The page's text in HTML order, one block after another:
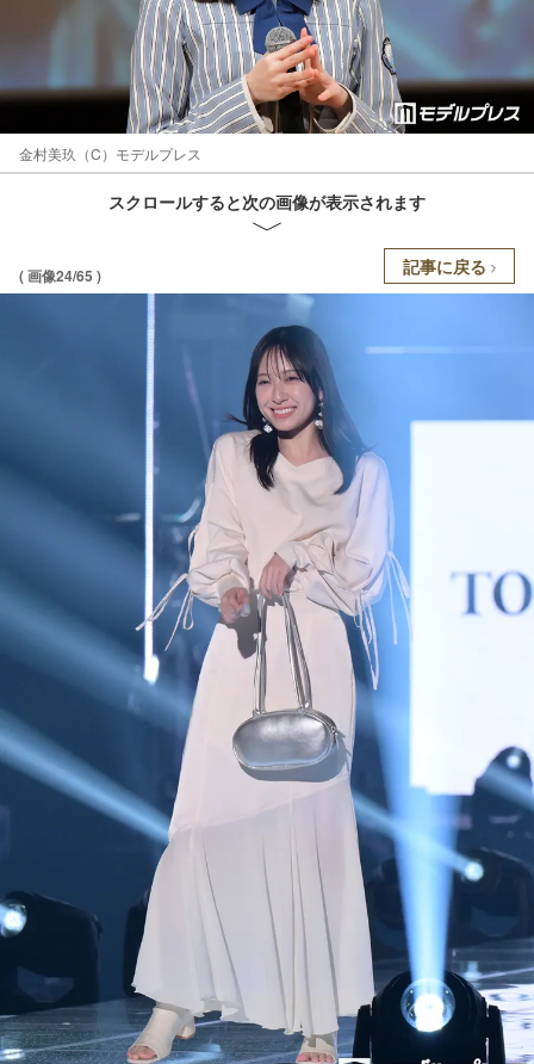
金村美玖（C）モデルプレス
スクロールすると次の画像が表示されます
( 画像24/65 ) 記事に戻る